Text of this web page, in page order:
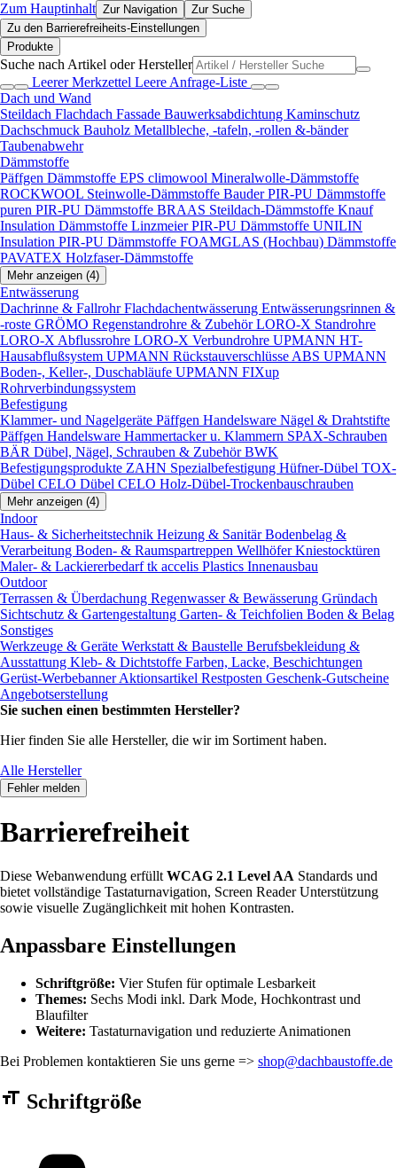
Zum Hauptinhalt Zur Navigation
Zur Suche
Zu den Barrierefreiheits-Einstellungen
Produkte
Suche nach Artikel oder Hersteller
Leerer Merkzettel Leere Anfrage-Liste
Dach und Wand
Steildach Flachdach Fassade Bauwerksabdichtung Kaminschutz
Dachschmuck Bauholz Metallbleche, -tafeln, -rollen &-bänder
Taubenabwehr
Dämmstoffe
Päffgen Dämmstoffe EPS climowool Mineralwolle-Dämmstoffe
ROCKWOOL Steinwolle-Dämmstoffe Bauder PIR-PU Dämmstoffe
puren PIR-PU Dämmstoffe BRAAS Steildach-Dämmstoffe Knauf
Insulation Dämmstoffe Linzmeier PIR-PU Dämmstoffe UNILIN
Insulation PIR-PU Dämmstoffe FOAMGLAS (Hochbau) Dämmstoffe
PAVATEX Holzfaser-Dämmstoffe
Mehr anzeigen (4)
Entwässerung
Dachrinne & FallrohrFlachdachentwässerung Entwässerungsrinnen &
-roste GRÖMO Regenstandrohre & ZubehörLORO-X Standrohre
LORO-X Abflussrohre LORO-X Verbundrohre UPMANN HT-
Hausabflußsystem UPMANN Rückstauverschlüsse ABS UPMANN
Boden-, Keller-, Duschabläufe UPMANN FIXup
Rohrverbindungssystem
Befestigung
Klammer- und Nagelgeräte Päffgen Handelsware Nägel & Drahtstifte
Päffgen Handelsware Hammertacker u. Klammern SPAX-Schrauben
BÄR Dübel, Nägel, Schrauben & ZubehörBWK
Befestigungsprodukte ZAHN Spezialbefestigung Hüfner-Dübel TOX-
Dübel CELO Dübel CELO Holz-Dübel-Trockenbauschrauben
Mehr anzeigen (4)
Indoor
Haus- & Sicherheitstechnik Heizung & SanitärBodenbelag &
Verarbeitung Boden- & Raumspartreppen Wellhöfer Kniestocktüren
Maler- & Lackiererbedarftk accelis Plastics Innenausbau
Outdoor
Terrassen & Überdachung Regenwasser & Bewässerung Gründach
Sichtschutz & Gartengestaltung Garten- & Teichfolien Boden & Belag
Sonstiges
Werkzeuge & Geräte Werkstatt & Baustelle Berufsbekleidung &
Ausstattung Kleb- & Dichtstoffe Farben, Lacke, Beschichtungen
Gerüst-WerbebannerAktionsartikel Restposten Geschenk-Gutscheine
Angebotserstellung
Sie suchen einen bestimmten Hersteller?
Hier finden Sie alle Hersteller, die wir im Sortiment haben.
Alle Hersteller
Fehler melden
Barrierefreiheit
Diese Webanwendung erfüllt WCAG 2.1 Level AA Standards und
bietet vollständige Tastaturnavigation, Screen Reader Unterstützung
sowie visuelle Zugänglichkeit mit hohen Kontrasten.
Anpassbare Einstellungen
Schriftgröße: Vier Stufen für optimale Lesbarkeit
Themes: Sechs Modi inkl. Dark Mode, Hochkontrast und
Blaufilter
Weitere: Tastaturnavigation und reduzierte Animationen
Bei Problemen kontaktieren Sie uns gerne => shop@dachbaustoffe.de
Barrierefreiheit Einstellungen Formular
Schriftgröße